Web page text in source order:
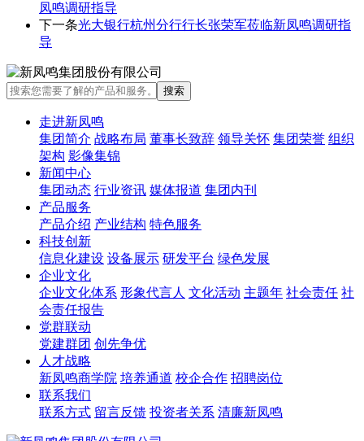
凤鸣调研指导
下一条光大银行杭州分行行长张荣军莅临新凤鸣调研指
导
走进新凤鸣
集团简介 战略布局 董事长致辞 领导关怀 集团荣誉 组织
架构 影像集锦
新闻中心
集团动态 行业资讯 媒体报道 集团内刊
产品服务
产品介绍 产业结构 特色服务
科技创新
信息化建设 设备展示 研发平台 绿色发展
企业文化
企业文化体系 形象代言人 文化活动 主题年 社会责任 社
会责任报告
党群联动
党建群团 创先争优
人才战略
新凤鸣商学院 培养通道 校企合作 招聘岗位
联系我们
联系方式 留言反馈 投资者关系 清廉新凤鸣